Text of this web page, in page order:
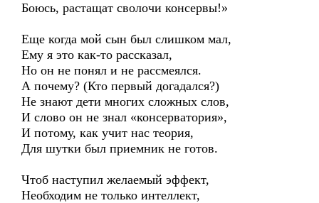
Боюсь, растащат сволочи консервы!»
Еще когда мой сын был слишком мал,
Ему я это как-то рассказал,
Но он не понял и не рассмеялся.
А почему? (Кто первый догадался?)
Не знают дети многих сложных слов,
И слово он не знал «консерватория»,
И потому, как учит нас теория,
Для шутки был приемник не готов.
Чтоб наступил желаемый эффект,
Необходим не только интеллект,